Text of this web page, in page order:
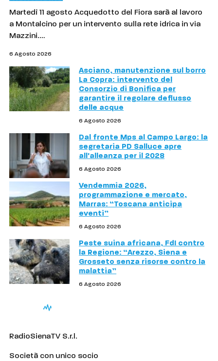
Martedì 11 agosto Acquedotto del Fiora sarà al lavoro
a Montalcino per un intervento sulla rete idrica in via
Mazzini.…
6 Agosto 2026
Asciano, manutenzione sul borro
La Copra: intervento del
Consorzio di Bonifica per
garantire il regolare deflusso
delle acque
6 Agosto 2026
Dal fronte Mps al Campo Largo: la
segretaria PD Salluce apre
all'alleanza per il 2028
6 Agosto 2026
Vendemmia 2026,
programmazione e mercato,
Marras: “Toscana anticipa
eventi”
6 Agosto 2026
Peste suina africana, FdI contro
la Regione: “Arezzo, Siena e
Grosseto senza risorse contro la
malattia”
6 Agosto 2026
RadioSienaTV S.r.l.
Società con unico socio